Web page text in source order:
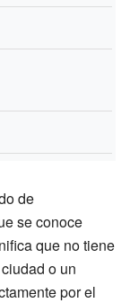
de
se conoce
que no tiene
o un
por el